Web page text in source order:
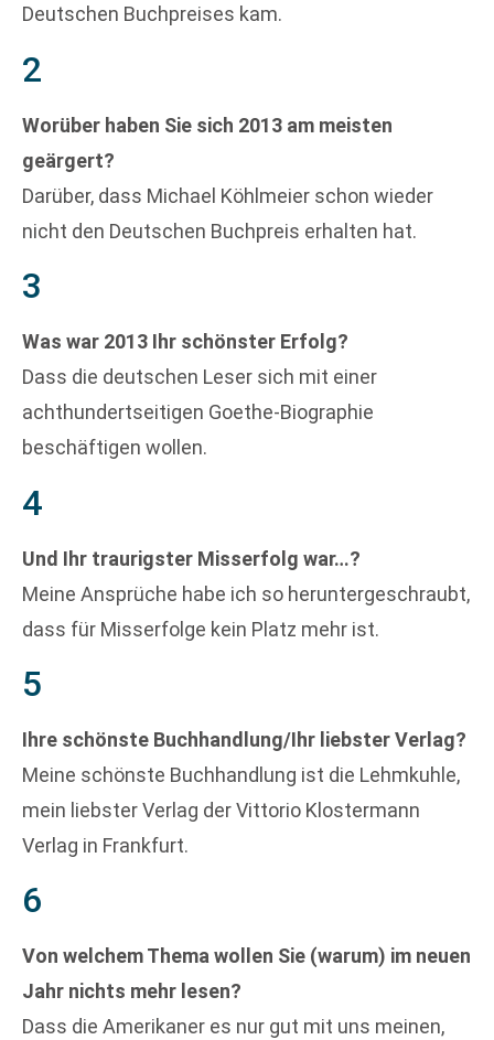
Deutschen Buchpreises kam.
2
Worüber haben Sie sich 2013 am meisten
geärgert?
Darüber, dass Michael Köhlmeier schon wieder
nicht den Deutschen Buchpreis erhalten hat.
3
Was war 2013 Ihr schönster Erfolg?
Dass die deutschen Leser sich mit einer
achthundertseitigen Goethe-Biographie
beschäftigen wollen.
4
Und Ihr traurigster Misserfolg war…?
Meine Ansprüche habe ich so heruntergeschraubt,
dass für Misserfolge kein Platz mehr ist.
5
Ihre schönste Buchhandlung/Ihr liebster Verlag?
Meine schönste Buchhandlung ist die Lehmkuhle,
mein liebster Verlag der Vittorio Klostermann
Verlag in Frankfurt.
6
Von welchem Thema wollen Sie (warum) im neuen
Jahr nichts mehr lesen?
Dass die Amerikaner es nur gut mit uns meinen,